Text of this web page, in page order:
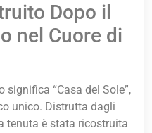
Dopo il
nel Cuore di
significa “Casa del Sole”,
unico. Distrutta dagli
tenuta è stata ricostruita